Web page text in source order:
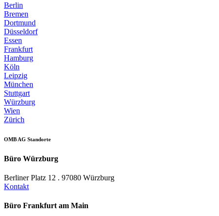
Berlin
Bremen
Dortmund
Düsseldorf
Essen
Frankfurt
Hamburg
Köln
Leipzig
München
Stuttgart
Würzburg
Wien
Zürich
OMB AG Standorte
Büro Würzburg
Berliner Platz 12 . 97080 Würzburg
Kontakt
Büro Frankfurt am Main